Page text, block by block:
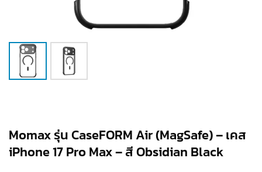
Momax รุ่น CaseFORM Air (MagSafe) – เคส
iPhone 17 Pro Max – สี Obsidian Black